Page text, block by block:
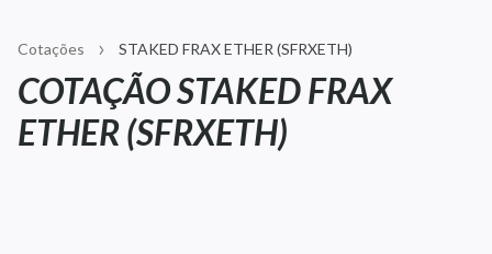
Newsletters
Money Trader
Cotações STAKED FRAX ETHER (SFRXETH)
COTAÇÃO STAKED FRAX
ETHER (SFRXETH)